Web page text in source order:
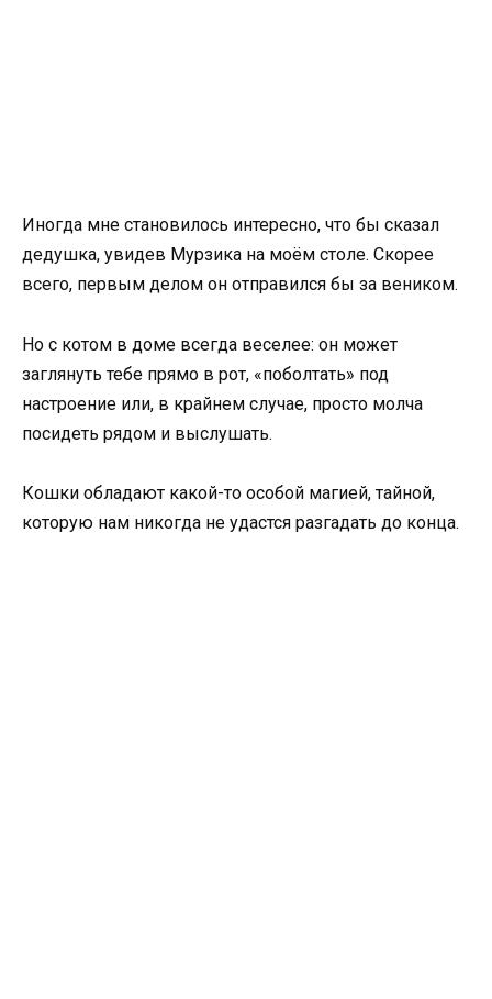
Иногда мне становилось интересно, что бы сказал
дедушка, увидев Мурзика на моём столе. Скорее
всего, первым делом он отправился бы за веником.
Но с котом в доме всегда веселее: он может
заглянуть тебе прямо в рот, «поболтать» под
настроение или, в крайнем случае, просто молча
посидеть рядом и выслушать.
Кошки обладают какой-то особой магией, тайной,
которую нам никогда не удастся разгадать до конца.